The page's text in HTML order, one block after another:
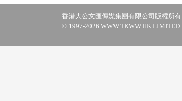
香港大公文匯傳媒集團有限公司版權所有
© 1997-2026 WWW.TKWW.HK LIMITED.